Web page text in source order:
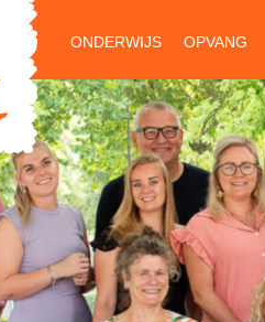
ONDERWIJS OPVANG